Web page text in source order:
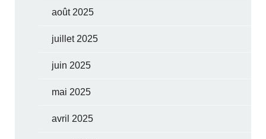
août 2025
juillet 2025
juin 2025
mai 2025
avril 2025